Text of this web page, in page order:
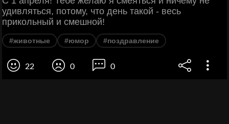
удивляться, потому, что день такой - весь
прикольный и смешной!
#животные #юмор #поздравление
22 0 0